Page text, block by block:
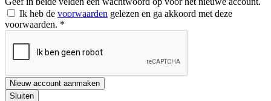
Ik heb de voorwaarden gelezen en ga akkoord met deze
voorwaarden. *
Nieuw account aanmaken
Sluiten